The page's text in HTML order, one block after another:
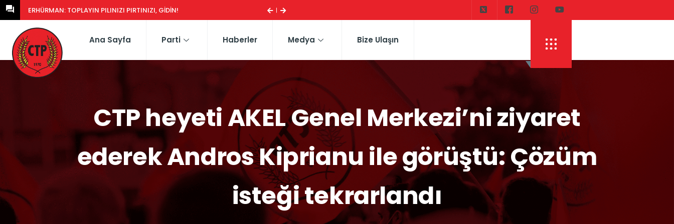
ERHÜRMAN: TOPLAYIN PILINIZI PIRTINIZI, GIDIN!
Ana Sayfa Parti Haberler Medya Bize Ulaşın
CTP heyeti AKEL Genel Merkezi’ni ziyaret
ederek Andros Kiprianu ile görüştü: Çözüm
isteği tekrarlandı